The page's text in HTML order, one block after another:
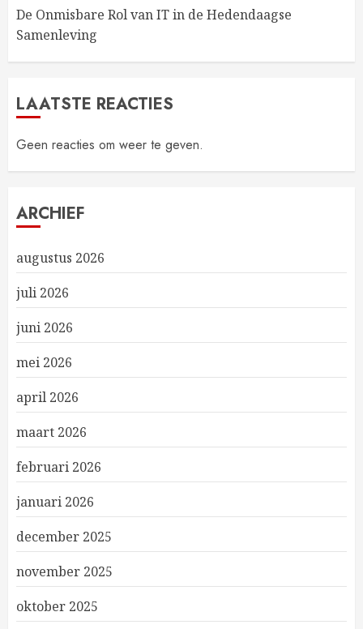
De Onmisbare Rol van IT in de Hedendaagse
Samenleving
LAATSTE REACTIES
Geen reacties om weer te geven.
ARCHIEF
augustus 2026
juli 2026
juni 2026
mei 2026
april 2026
maart 2026
februari 2026
januari 2026
december 2025
november 2025
oktober 2025